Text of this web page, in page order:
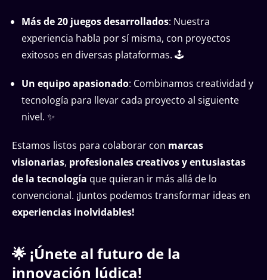
Más de 20 juegos desarrollados: Nuestra
experiencia habla por sí misma, con proyectos
exitosos en diversas plataformas. 🕹️
Un equipo apasionado: Combinamos creatividad y
tecnología para llevar cada proyecto al siguiente
nivel. ✨
Estamos listos para colaborar con marcas
visionarias, profesionales creativos y entusiastas
de la tecnología que quieran ir más allá de lo
convencional. ¡Juntos podemos transformar ideas en
experiencias inolvidables!
🌟 ¡Únete al futuro de la
innovación lúdica!